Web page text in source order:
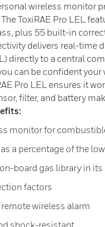
wireless monitor
ToxiRAE Pro LEL
plus 55 built-in
delivers real-time
directly to a central
can be confident your
Pro LEL ensures it
filter, and battery
monitor for
a percentage of the
board gas library in its
factors
wireless alarm
shock-resistant